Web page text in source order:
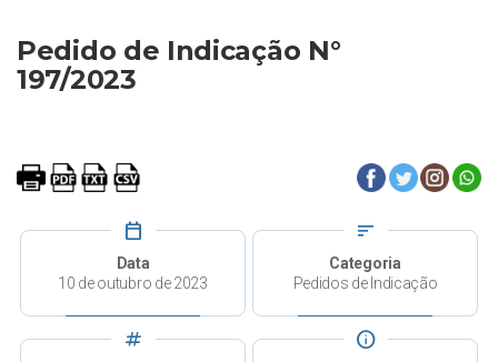
Pedido de Indicação N°
197/2023
calendar_today
Data
10 de outubro de 2023
sort
Categoria
Pedidos de Indicação
tag info